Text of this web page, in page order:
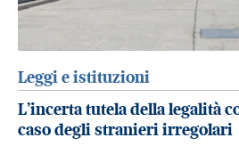
Leggi e istituzioni
L’incerta tutela della legalità
caso degli stranieri irregolari